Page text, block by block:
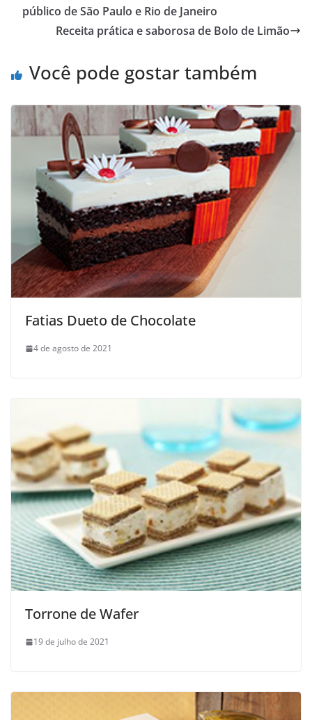
público de São Paulo e Rio de Janeiro
Receita prática e saborosa de Bolo de Limão
Você pode gostar também
Fatias Dueto de Chocolate
4 de agosto de 2021
Torrone de Wafer
19 de julho de 2021